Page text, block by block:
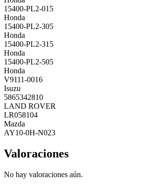
15400-PL2-015
Honda
15400-PL2-305
Honda
15400-PL2-315
Honda
15400-PL2-505
Honda
V9111-0016
Isuzu
5865342810
LAND ROVER
LR058104
Mazda
AY10-0H-N023
Valoraciones
No hay valoraciones aún.